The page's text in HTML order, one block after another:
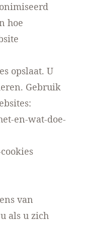
hoe
opslaat. U
Gebruik
en-wat-doe-
van
als u zich